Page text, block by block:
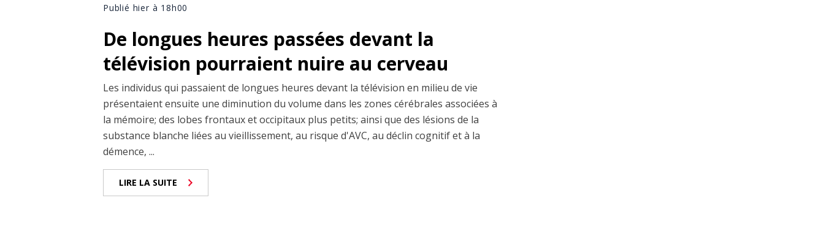
Publié hier à 18h00
De longues heures passées devant la
télévision pourraient nuire au cerveau
Les individus qui passaient de longues heures devant la télévision en milieu de vie
présentaient ensuite une diminution du volume dans les zones cérébrales associées à
la mémoire; des lobes frontaux et occipitaux plus petits; ainsi que des lésions de la
substance blanche liées au vieillissement, au risque d'AVC, au déclin cognitif et à la
démence, ...
LIRE LA SUITE